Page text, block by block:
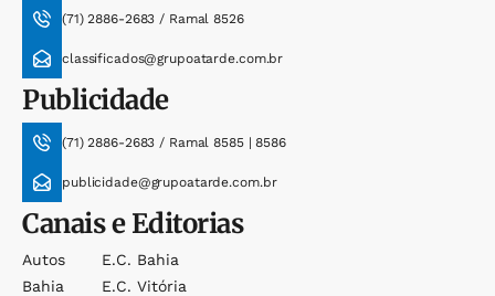
(71) 2886-2683 / Ramal 8526
classificados@grupoatarde.com.br
Publicidade
(71) 2886-2683 / Ramal 8585 | 8586
publicidade@grupoatarde.com.br
Canais e Editorias
Autos
Bahia
E.c. Bahia
E.c. Vitória